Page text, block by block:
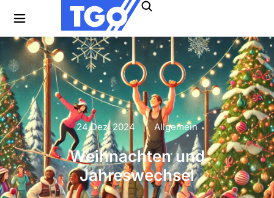
24 Dez. 2024 Allgemein
Weihnachten und
Jahreswechsel